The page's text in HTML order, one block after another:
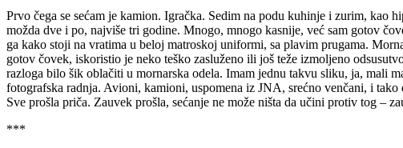
Prvo čega se sećam je kamion. Igračka. Sedim na podu kuhinje i zurim,
možda dve i po, najviše tri godine. Mnogo, mnogo kasnije, već sam gotov
ga kako stoji na vratima u beloj matroskoj uniformi, sa plavim prugama.
gotov čovek, iskoristio je neko teško zasluženo ili još teže izmoljeno
razloga bilo šik oblačiti u mornarska odela. Imam jednu takvu sliku, ja, mali
fotografska radnja. Avioni, kamioni, uspomena iz JNA, srećno venčani, i tako
Sve prošla priča. Zauvek prošla, sećanje ne može ništa da učini protiv tog –
***